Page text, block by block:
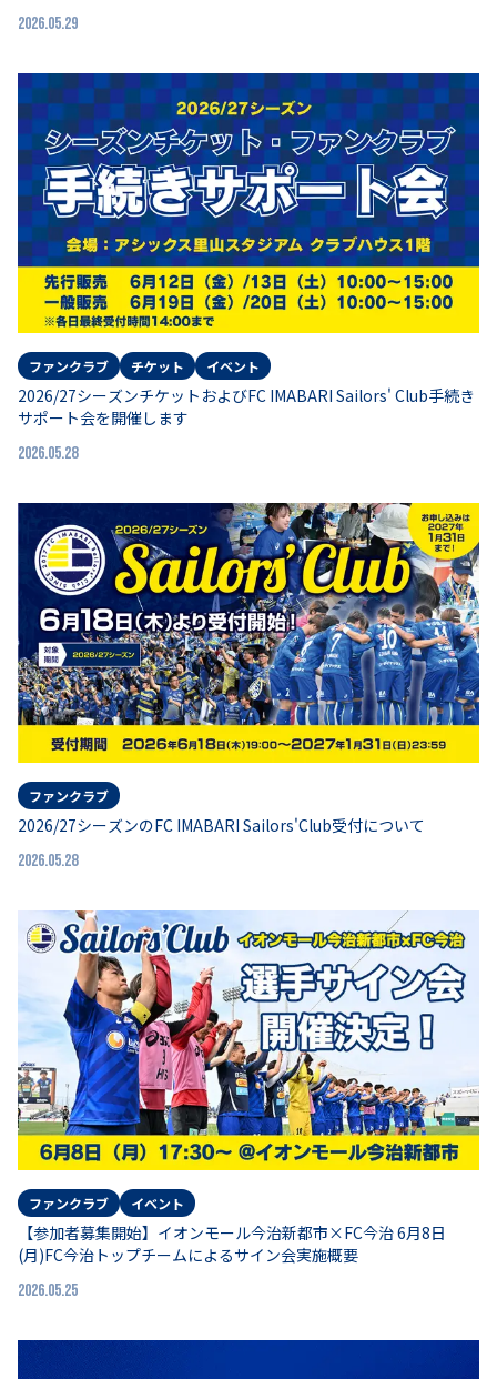
2026.05.29
ファンクラブ チケット イベント
2026/27シーズンチケットおよびFC IMABARI Sailors' Club手続き
サポート会を開催します
2026.05.28
ファンクラブ
2026/27シーズンのFC IMABARI Sailors'Club受付について
2026.05.28
ファンクラブ イベント
【参加者募集開始】イオンモール今治新都市×FC今治 6月8日
(月)FC今治トップチームによるサイン会実施概要
2026.05.25